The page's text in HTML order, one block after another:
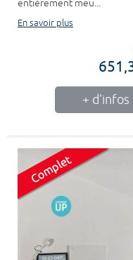
entièrement meu...
En savoir plus
+ d'infos